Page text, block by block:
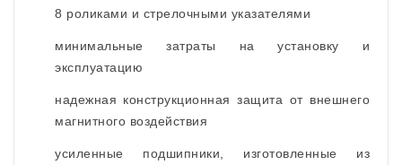
8 роликами и стрелочными указателями
минимальные затраты на установку и
эксплуатацию
надежная конструкционная защита от внешнего
магнитного воздействия
усиленные подшипники, изготовленные из